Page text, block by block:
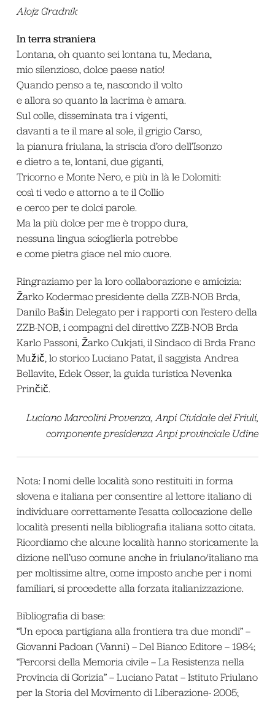
Alojz Gradnik
In terra straniera
Lontana, oh quanto sei lontana tu, Medana,
mio silenzioso, dolce paese natio!
Quando penso a te, nascondo il volto
e allora so quanto la lacrima è amara.
Sul colle, disseminata tra i vigenti,
davanti a te il mare al sole, il grigio Carso,
la pianura friulana, la striscia d’oro dell’Isonzo
e dietro a te, lontani, due giganti,
Tricorno e Monte Nero, e più in là le Dolomiti:
così ti vedo e attorno a te il Collio
e cerco per te dolci parole.
Ma la più dolce per me è troppo dura,
nessuna lingua scioglierla potrebbe
e come pietra giace nel mio cuore.
Ringraziamo per la loro collaborazione e amicizia:
Žarko Kodermac presidente della ZZB-NOB Brda,
Danilo Bašin Delegato per i rapporti con l’estero della
ZZB-NOB, i compagni del direttivo ZZB-NOB Brda
Karlo Passoni, Žarko Cukjati, il Sindaco di Brda Franc
Mužič, lo storico Luciano Patat, il saggista Andrea
Bellavite, Edek Osser, la guida turistica Nevenka
Prinčič.
Luciano Marcolini Provenza, Anpi Cividale del Friuli,
componente presidenza Anpi provinciale Udine
Nota: I nomi delle località sono restituiti in forma
slovena e italiana per consentire al lettore italiano di
individuare correttamente l’esatta collocazione delle
località presenti nella bibliografia italiana sotto citata.
Ricordiamo che alcune località hanno storicamente la
dizione nell’uso comune anche in friulano/italiano ma
per moltissime altre, come imposto anche per i nomi
familiari, si procedette alla forzata italianizzazione.
Bibliografia di base:
“Un epoca partigiana alla frontiera tra due mondi” –
Giovanni Padoan (Vanni) – Del Bianco Editore – 1984;
“Percorsi della Memoria civile – La Resistenza nella
Provincia di Gorizia” – Luciano Patat – Istituto Friulano
per la Storia del Movimento di Liberazione- 2005;